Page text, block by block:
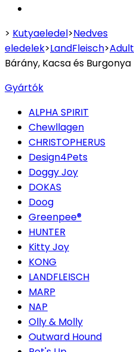
> Kutyaeledel>Nedves
eledelek>LandFleisch>Adult
Bárány, Kacsa és Burgonya
Gyártók
ALPHA SPIRIT
Chewllagen
CHRISTOPHERUS
Design4Pets
Doggy Joy
DOKAS
Doog
Greenpee®
HUNTER
Kitty Joy
KONG
LANDFLEISCH
MARP
NAP
Olly & Molly
Outward Hound